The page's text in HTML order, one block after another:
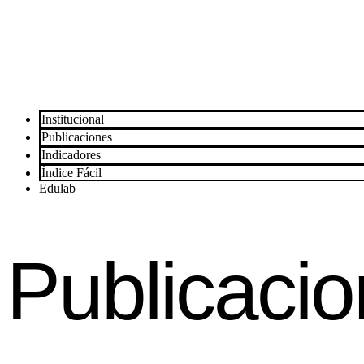
Institucional
Publicaciones
Indicadores
Índice Fácil
Edulab